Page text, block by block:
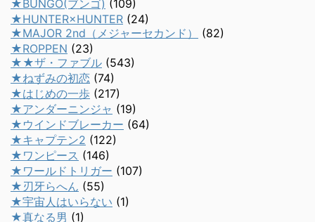
★BUNGO(ブンゴ) (109)
★HUNTER×HUNTER (24)
★MAJOR 2nd（メジャーセカンド）
(82)
★ROPPEN (23)
★★ザ・ファブル (543)
★ねずみの初恋 (74)
★はじめの一歩 (217)
★アンダーニンジャ (19)
★ウインドブレーカー (64)
★キャプテン2 (122)
★ワンピース (146)
★ワールドトリガー (107)
★刃牙らへん (55)
★宇宙人はいらない (1)
★真なる男 (1)